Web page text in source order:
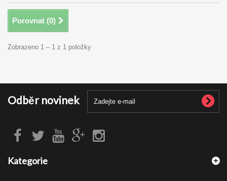
Porovnat (0)
Zobrazeno 1 – 1 z 1 položky
Odběr novinek
Kategorie